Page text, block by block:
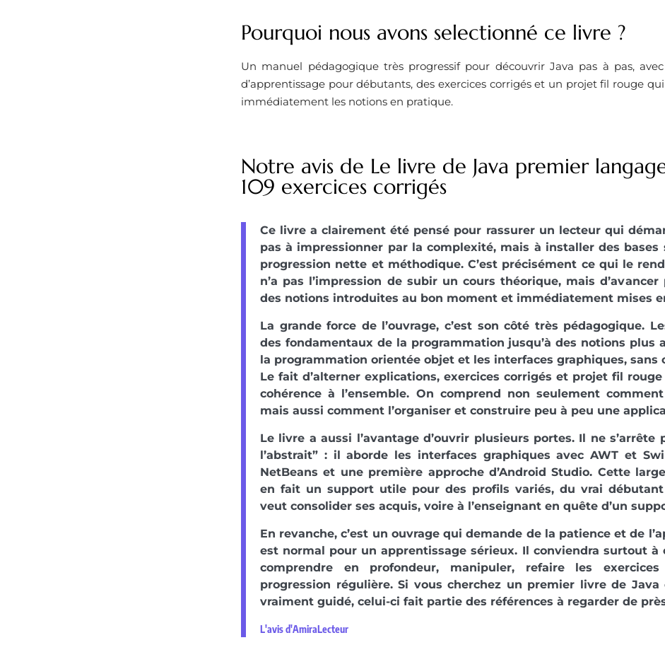
Pourquoi nous avons selectionné ce livre ?
Un manuel pédagogique très progressif pour découvrir Java pas à pas,
d’apprentissage pour débutants, des exercices corrigés et un projet fil rouge
immédiatement les notions en pratique.
Notre avis de Le livre de Java premier
109 exercices corrigés
Ce livre a clairement été pensé pour rassurer un lecteur qui
pas à impressionner par la complexité, mais à installer des bases
progression nette et méthodique. C’est précisément ce qui le
n’a pas l’impression de subir un cours théorique, mais
des notions introduites au bon moment et immédiatement mises
La grande force de l’ouvrage, c’est son côté très pédagogique.
des fondamentaux de la programmation jusqu’à des notions plus
la programmation orientée objet et les interfaces graphiques, sans
Le fait d’alterner explications, exercices corrigés et projet fil
cohérence à l’ensemble. On comprend non seulement
mais aussi comment l’organiser et construire peu à peu une
Le livre a aussi l’avantage d’ouvrir plusieurs portes. Il ne s’arrête
l’abstrait” : il aborde les interfaces graphiques avec AWT et
NetBeans et une première approche d’Android Studio. Cette
en fait un support utile pour des profils variés, du vrai
veut consolider ses acquis, voire à l’enseignant en quête d’un
En revanche, c’est un ouvrage qui demande de la patience et de
est normal pour un apprentissage sérieux. Il conviendra surtout à
comprendre en profondeur, manipuler, refaire les
progression régulière. Si vous cherchez un premier livre de
vraiment guidé, celui-ci fait partie des références à regarder de
L'avis d'AmiraLecteur